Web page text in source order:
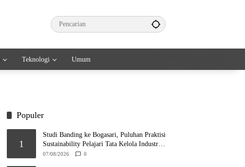
Teknologi Umum
Populer
1
Studi Banding ke Bogasari, Puluhan Praktisi
Sustainability Pelajari Tata Kelola Industri
Berkelanjutan
07/08/2026 0